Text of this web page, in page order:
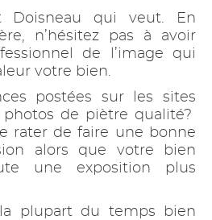
Doisneau qui veut. En
n’hésitez pas à avoir
de l’image qui
votre bien.
postées sur les sites
de piètre qualité?
rater de faire une bonne
alors que votre bien
une exposition plus
plupart du temps bien